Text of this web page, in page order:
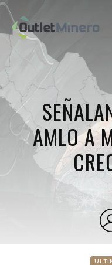
AMLO A